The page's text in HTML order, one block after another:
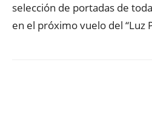
selección de portadas de
en el próximo vuelo del “Luz